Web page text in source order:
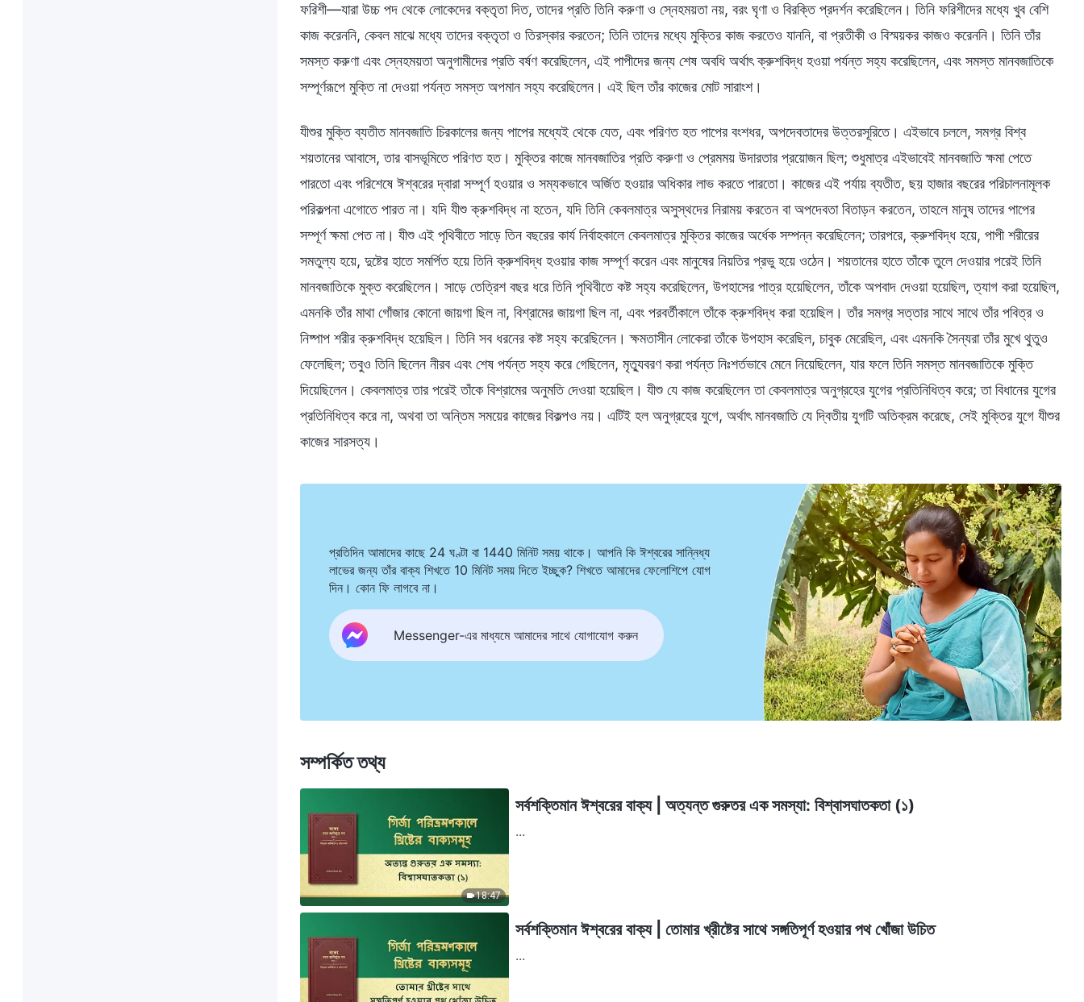
ফরিশী—যারা উচ্চ পদ থেকে লোকেদের বক্তৃতা দিত, তাদের প্রতি তিনি করুণা ও স্নেহময়তা নয়, বরং ঘৃণা ও বিরক্তি প্রদর্শন করেছিলেন। তিনি ফরিশীদের মধ্যে খুব বেশি
কাজ করেননি, কেবল মাঝে মধ্যে তাদের বক্তৃতা ও তিরস্কার করতেন; তিনি তাদের মধ্যে মুক্তির কাজ করতেও যাননি, বা প্রতীকী ও বিস্ময়কর কাজও করেননি। তিনি তাঁর
সমস্ত করুণা এবং স্নেহময়তা অনুগামীদের প্রতি বর্ষণ করেছিলেন, এই পাপীদের জন্য শেষ অবধি অর্থাৎ ক্রুশবিদ্ধ হওয়া পর্যন্ত সহ্য করেছিলেন, এবং সমস্ত মানবজাতিকে
সম্পূর্ণরূপে মুক্তি না দেওয়া পর্যন্ত সমস্ত অপমান সহ্য করেছিলেন। এই ছিল তাঁর কাজের মোট সারাংশ।
যীশুর মুক্তি ব্যতীত মানবজাতি চিরকালের জন্য পাপের মধ্যেই থেকে যেত, এবং পরিণত হত পাপের বংশধর, অপদেবতাদের উত্তরসূরিতে। এইভাবে চললে, সমগ্র বিশ্ব
শয়তানের আবাসে, তার বাসভূমিতে পরিণত হত। মুক্তির কাজে মানবজাতির প্রতি করুণা ও প্রেমময় উদারতার প্রয়োজন ছিল; শুধুমাত্র এইভাবেই মানবজাতি ক্ষমা পেতে
পারতো এবং পরিশেষে ঈশ্বরের দ্বারা সম্পূর্ণ হওয়ার ও সম্যকভাবে অর্জিত হওয়ার অধিকার লাভ করতে পারতো। কাজের এই পর্যায় ব্যতীত, ছয় হাজার বছরের পরিচালনামূলক
পরিকল্পনা এগোতে পারত না। যদি যীশু ক্রুশবিদ্ধ না হতেন, যদি তিনি কেবলমাত্র অসুস্থদের নিরাময় করতেন বা অপদেবতা বিতাড়ন করতেন, তাহলে মানুষ তাদের পাপের
সম্পূর্ণ ক্ষমা পেত না। যীশু এই পৃথিবীতে সাড়ে তিন বছরের কার্য নির্বাহকালে কেবলমাত্র মুক্তির কাজের অর্ধেক সম্পন্ন করেছিলেন; তারপরে, ক্রুশবিদ্ধ হয়ে, পাপী শরীরের
সমতুল্য হয়ে, দুষ্টের হাতে সমর্পিত হয়ে তিনি ক্রুশবিদ্ধ হওয়ার কাজ সম্পূর্ণ করেন এবং মানুষের নিয়তির প্রভু হয়ে ওঠেন। শয়তানের হাতে তাঁকে তুলে দেওয়ার পরেই তিনি
মানবজাতিকে মুক্ত করেছিলেন। সাড়ে তেত্রিশ বছর ধরে তিনি পৃথিবীতে কষ্ট সহ্য করেছিলেন, উপহাসের পাত্র হয়েছিলেন, তাঁকে অপবাদ দেওয়া হয়েছিল, ত্যাগ করা হয়েছিল,
এমনকি তাঁর মাথা গোঁজার কোনো জায়গা ছিল না, বিশ্রামের জায়গা ছিল না, এবং পরবর্তীকালে তাঁকে ক্রুশবিদ্ধ করা হয়েছিল। তাঁর সমগ্র সত্তার সাথে সাথে তাঁর পবিত্র ও
নিষ্পাপ শরীর ক্রুশবিদ্ধ হয়েছিল। তিনি সব ধরনের কষ্ট সহ্য করেছিলেন। ক্ষমতাসীন লোকেরা তাঁকে উপহাস করেছিল, চাবুক মেরেছিল, এবং এমনকি সৈন্যরা তাঁর মুখে থুতুও
ফেলেছিল; তবুও তিনি ছিলেন নীরব এবং শেষ পর্যন্ত সহ্য করে গেছিলেন, মৃত্যুবরণ করা পর্যন্ত নিঃশর্তভাবে মেনে নিয়েছিলেন, যার ফলে তিনি সমস্ত মানবজাতিকে মুক্তি
দিয়েছিলেন। কেবলমাত্র তার পরেই তাঁকে বিশ্রামের অনুমতি দেওয়া হয়েছিল। যীশু যে কাজ করেছিলেন তা কেবলমাত্র অনুগ্রহের যুগের প্রতিনিধিত্ব করে; তা বিধানের যুগের
প্রতিনিধিত্ব করে না, অথবা তা অন্তিম সময়ের কাজের বিকল্পও নয়। এটিই হল অনুগ্রহের যুগে, অর্থাৎ মানবজাতি যে দ্বিতীয় যুগটি অতিক্রম করেছে, সেই মুক্তির যুগে যীশুর
কাজের সারসত্য।
প্রতিদিন আমাদের কাছে 24 ঘণ্টা বা 1440 মিনিট সময় থাকে। আপনি কি ঈশ্বরের সান্নিধ্য
লাভের জন্য তাঁর বাক্য শিখতে 10 মিনিট সময় দিতে ইচ্ছুক? শিখতে আমাদের ফেলোশিপে যোগ
দিন। কোন ফি লাগবে না।
Messenger-এর মাধ্যমে আমাদের সাথে যোগাযোগ করুন
সম্পর্কিত তথ্য
18:47
সর্বশক্তিমান ঈশ্বরের বাক্য | অত্যন্ত গুরুতর এক সমস্যা: বিশ্বাসঘাতকতা (১)
...
সর্বশক্তিমান ঈশ্বরের বাক্য | তোমার খ্রীষ্টের সাথে সঙ্গতিপূর্ণ হওয়ার পথ খোঁজা উচিত
...